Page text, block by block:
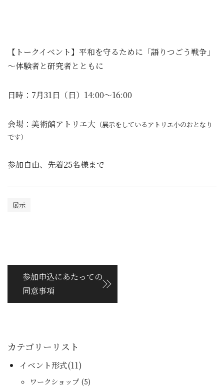
【トークイベント】平和を守るために「語りつごう戦争」
～体験者と研究者とともに
日時：7月31日（日）14:00～16:00
会場：美術館アトリエ大 （展示をしているアトリエ小のおとなり
です）
参加自由、先着25名様まで
展示
参加申込にあたっての
同意事項
カテゴリーリスト
イベント形式(11)
ワークショップ (5)